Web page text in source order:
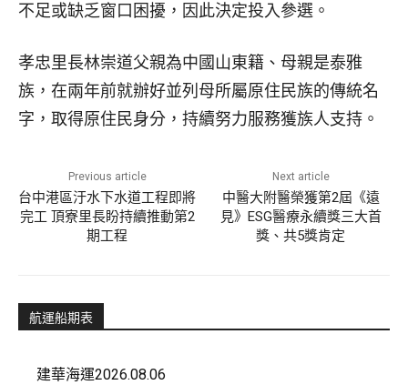
不足或缺乏窗口困擾，因此決定投入參選。
孝忠里長林崇道父親為中國山東籍、母親是泰雅
族，在兩年前就辦好並列母所屬原住民族的傳統名
字，取得原住民身分，持續努力服務獲族人支持。
Previous article
台中港區汙水下水道工程即將
完工 頂寮里長盼持續推動第2
期工程
Next article
中醫大附醫榮獲第2屆《遠
見》ESG醫療永續獎三大首
獎、共5獎肯定
航運船期表
建華海運2026.08.06